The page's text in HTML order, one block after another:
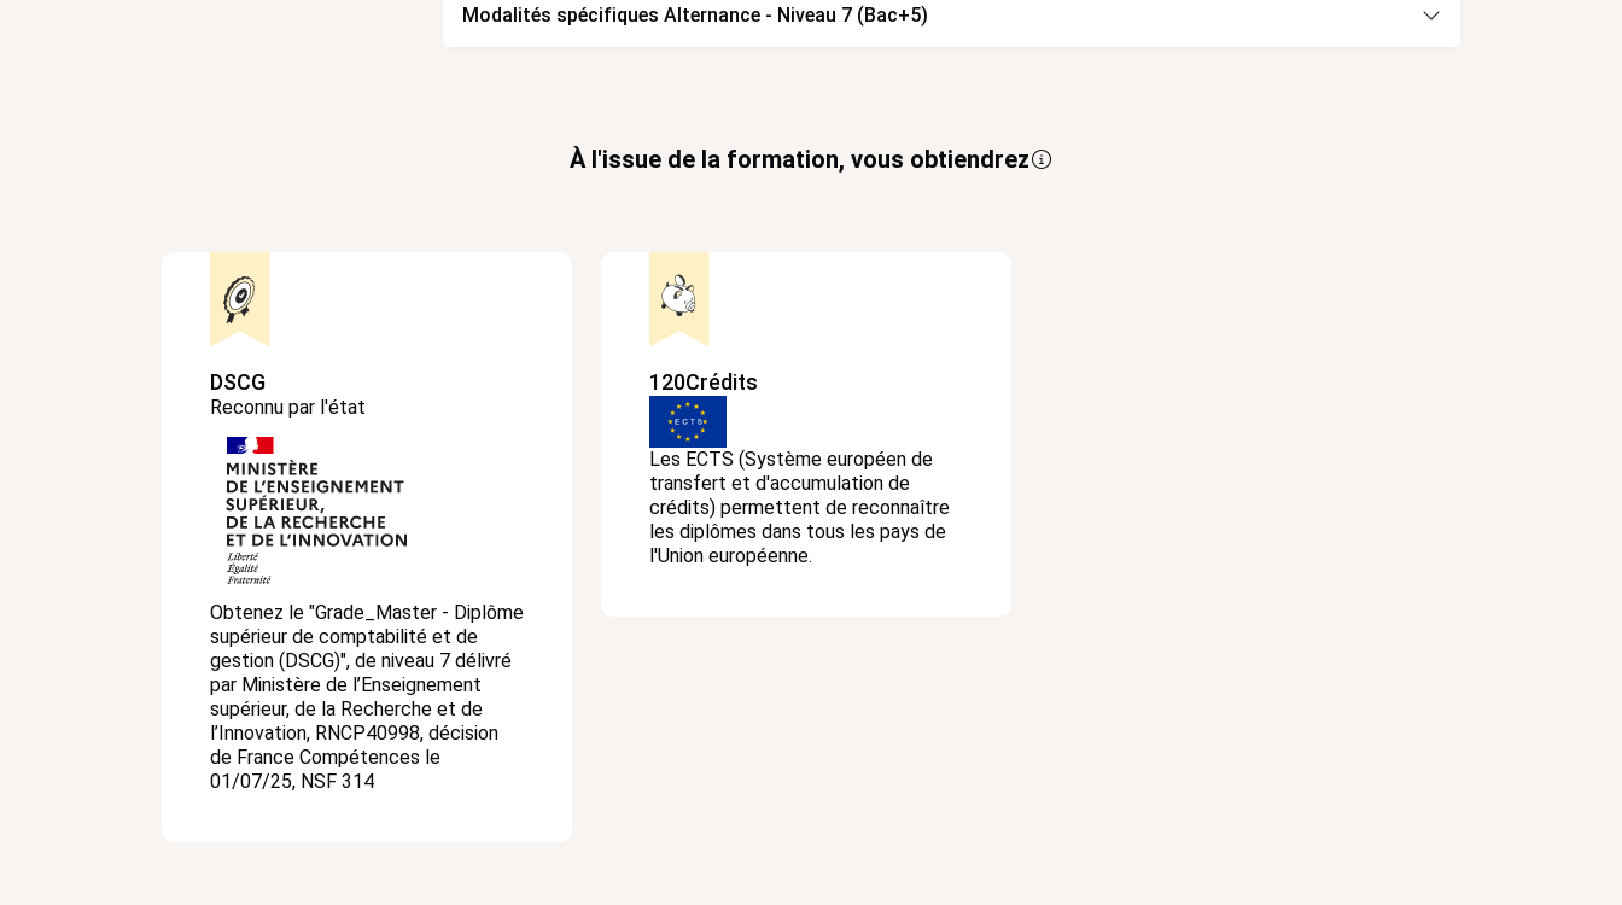
Modalités spécifiques Alternance - Niveau 7 (Bac+5)
À l'issue de la formation, vous obtiendrez
DSCG
Reconnu par l'état
Obtenez le "Grade_Master - Diplôme
supérieur de comptabilité et de
gestion (DSCG)", de niveau 7 délivré
par Ministère de l’Enseignement
supérieur, de la Recherche et de
l’Innovation, RNCP40998, décision
de France Compétences le
01/07/25, NSF 314
120Crédits
Les ECTS (Système européen de
transfert et d'accumulation de
crédits) permettent de reconnaître
les diplômes dans tous les pays de
l'Union européenne.